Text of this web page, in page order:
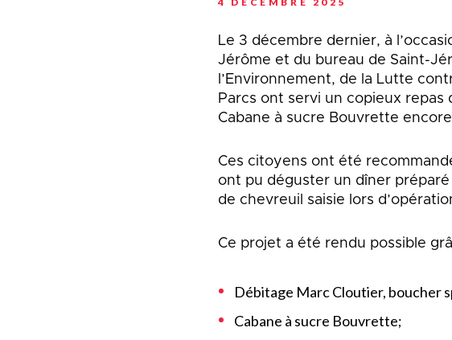
Le 3 décembre dernier, à
Jérôme et du bureau de Saint-
l’Environnement, de la Lutte
Parcs ont servi un copieux repas
Cabane à sucre Bouvrette
Ces citoyens ont été
ont pu déguster un dîner
de chevreuil saisie lors
Ce projet a été rendu possible
Débitage Marc Cloutier, boucher
Cabane à sucre Bouvrette;